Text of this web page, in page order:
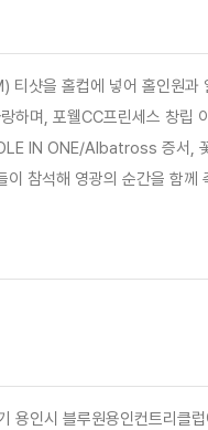
샷을 홀컵에 넣어 홀인원과
하며, 포웰CC프린세스 창립
IN ONE/Albatross 증서, 꽃
참석해 영광의 순간을 함께